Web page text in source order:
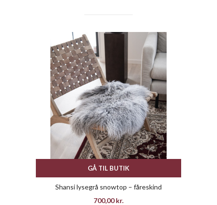
GÅ TIL BUTIK
Shansi lysegrå snowtop – fåreskind
700,00kr.